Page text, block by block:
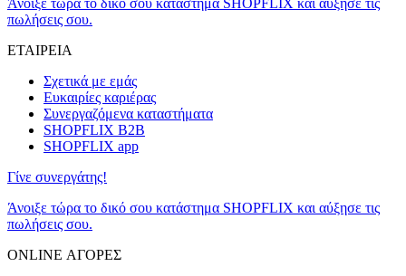
πωλήσεις σου.
ΕΤΑΙΡΕΙΑ
Σχετικά με εμάς
Ευκαιρίες καριέρας
Συνεργαζόμενα καταστήματα
SHOPFLIX B2B
SHOPFLIX app
Γίνε συνεργάτης!
Άνοιξε τώρα το δικό σου κατάστημα SHOPFLIX και αύξησε τις
πωλήσεις σου.
ONLINE ΑΓΟΡΕΣ